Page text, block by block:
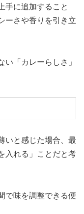
手に追加すること
ーさや香りを引き立
「カレーらしさ」
いと感じた場合、最
入れる」ことだと考
で味を調整できる便